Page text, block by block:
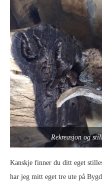
Rekreasjon og
Kanskje finner du ditt eget
har jeg mitt eget tre ute på